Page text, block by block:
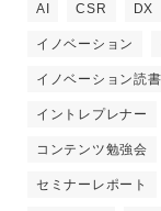
AI CSR DX
イノベーション
イノベーション読
イントレプレナー
コンテンツ勉強会
セミナーレポート